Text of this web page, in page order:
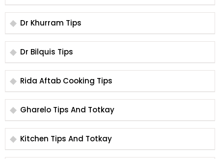
Dr Khurram Tips
Dr Bilquis Tips
Rida Aftab Cooking Tips
Gharelo Tips And Totkay
Kitchen Tips And Totkay